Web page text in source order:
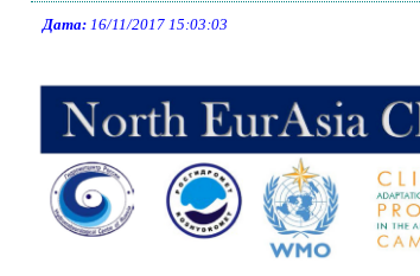
Дата: 16/11/2017 15:03:03